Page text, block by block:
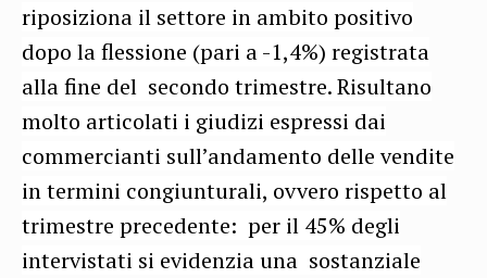
riposiziona il settore in ambito positivo
dopo la flessione (pari a -1,4%) registrata
alla fine del secondo trimestre. Risultano
molto articolati i giudizi espressi dai
commercianti sull’andamento delle vendite
in termini congiunturali, ovvero rispetto al
trimestre precedente: per il 45% degli
intervistati si evidenzia una sostanziale